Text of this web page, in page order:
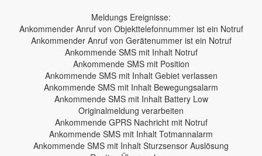
Meldungs Ereignisse:
Ankommender Anruf von Objekttelefonnummer ist ein Notruf
Ankommender Anruf von Gerätenummer ist ein Notruf
Ankommende SMS mit Inhalt Notruf
Ankommende SMS mit Position
Ankommende SMS mit Inhalt Gebiet verlassen
Ankommende SMS mit Inhalt Bewegungsalarm
Ankommende SMS mit Inhalt Battery Low
Originalmeldung verarbeiten
Ankommende GPRS Nachricht mit Notruf
Ankommende SMS mit Inhalt Totmannalarm
Ankommende SMS mit Inhalt Sturzsensor Auslösung